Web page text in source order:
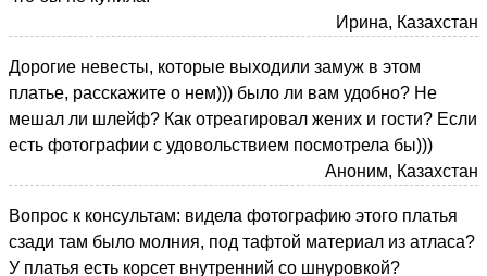
Ирина, Казахстан
Дорогие невесты, которые выходили замуж в этом
платье, расскажите о нем))) было ли вам удобно? Не
мешал ли шлейф? Как отреагировал жених и гости? Если
есть фотографии с удовольствием посмотрела бы)))
Аноним, Казахстан
Вопрос к консультам: видела фотографию этого платья
сзади там было молния, под тафтой материал из атласа?
У платья есть корсет внутренний со шнуровкой?